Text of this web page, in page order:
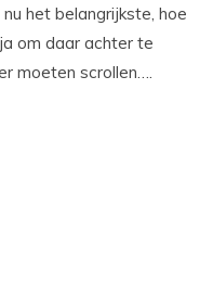
het belangrijkste, hoe
om daar achter te
moeten scrollen….